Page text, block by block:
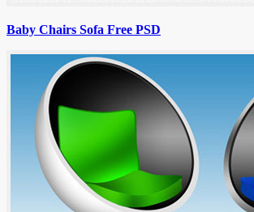
Baby Chairs Sofa Free PSD